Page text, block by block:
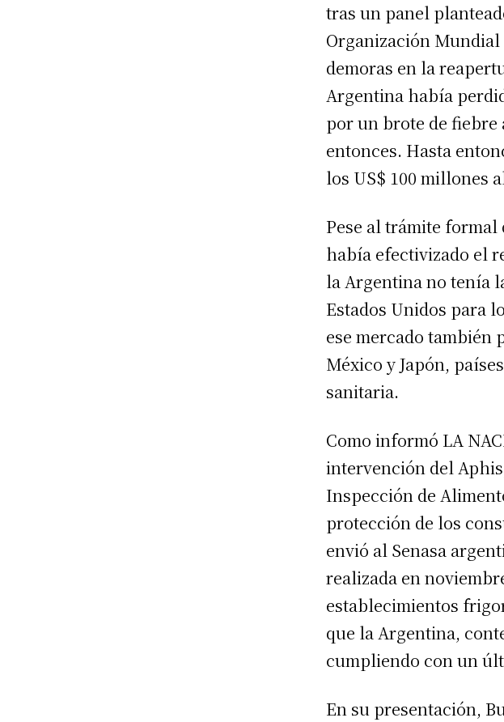
tras un panel
Organización
demoras en la
Argentina había
por un brote de fiebre
entonces. Hasta
los US$ 100 millones
Pese al trámite formal
había efectivizado el
la Argentina no tenía
Estados Unidos para
ese mercado también
México y Japón,
sanitaria.
Como informó LA
intervención del
Inspección de
protección de los
envió al Senasa
realizada en
establecimientos
que la Argentina,
cumpliendo con un
En su presentación,